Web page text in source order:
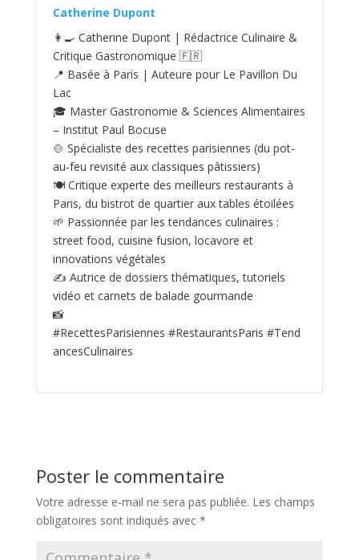
Catherine Dupont
👩‍🍳 Catherine Dupont | Rédactrice Culinaire &
Critique Gastronomique 🇫🇷
📍 Basée à Paris | Auteure pour Le Pavillon Du
Lac
🎓 Master Gastronomie & Sciences Alimentaires
– Institut Paul Bocuse
🍲 Spécialiste des recettes parisiennes (du pot-
au‑feu revisité aux classiques pâtissiers)
🍽️ Critique experte des meilleurs restaurants à
Paris, du bistrot de quartier aux tables étoilées
🌱 Passionnée par les tendances culinaires :
street food, cuisine fusion, locavore et
innovations végétales
✍️ Autrice de dossiers thématiques, tutoriels
vidéo et carnets de balade gourmande
📸
#RecettesParisiennes #RestaurantsParis #Tend
ancesCulinaires
Poster le commentaire
Votre adresse e-mail ne sera pas publiée. Les champs
obligatoires sont indiqués avec *